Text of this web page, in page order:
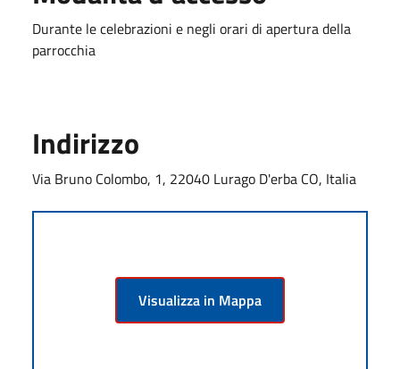
Durante le celebrazioni e negli orari di apertura della
parrocchia
Indirizzo
Via Bruno Colombo, 1, 22040 Lurago D'erba CO, Italia
Visualizza in Mappa